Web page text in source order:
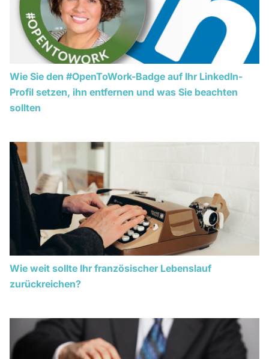
Wie Sie den #OpenToWork-Badge auf Ihr LinkedIn-
Profil setzen, ihn entfernen und was Sie beachten
sollten
Wie weit sollte Ihr französischer Lebenslauf
zurückreichen?